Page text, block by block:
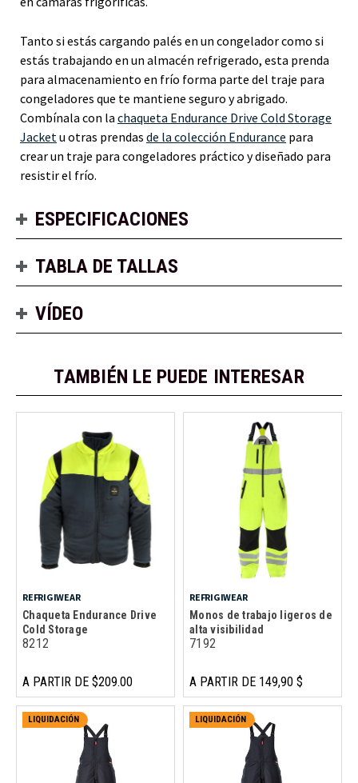
Tanto si estás cargando palés en un congelador como si
estás trabajando en un almacén refrigerado, esta prenda
para almacenamiento en frío forma parte del traje para
congeladores que te mantiene seguro y abrigado.
Combínala con la chaqueta Endurance Drive Cold Storage
Jacket u otras prendas de la colección Endurance para
crear un traje para congeladores práctico y diseñado para
resistir el frío.
ESPECIFICACIONES
TABLA DE TALLAS
VÍDEO
TAMBIÉN LE PUEDE INTERESAR
REFRIGIWEAR
Chaqueta Endurance Drive
Cold Storage
8212
A PARTIR DE $209.00
REFRIGIWEAR
Monos de trabajo ligeros de
alta visibilidad
7192
A PARTIR DE 149,90 $
LIQUIDACIÓN LIQUIDACIÓN